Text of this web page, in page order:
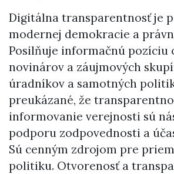
Digitálna transparentnosť je
modernej demokracie a
Posilňuje informačnú pozíciu
novinárov a záujmových
úradníkov a samotných
preukázané, že
informovanie verejnosti sú
podporu zodpovednosti a
Sú cenným zdrojom pre
politiku. Otvorenosť a